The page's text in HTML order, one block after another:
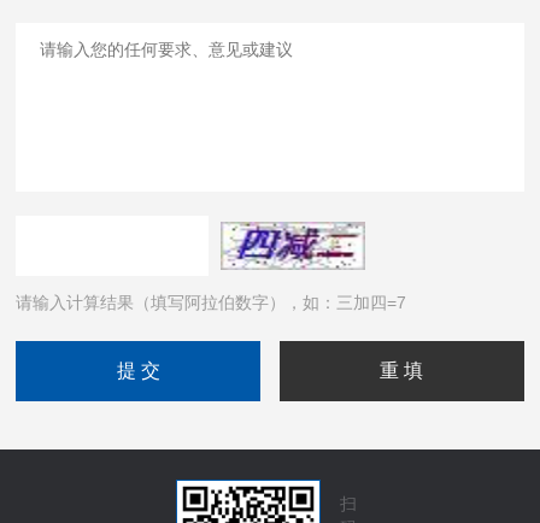
请输入计算结果（填写阿拉伯数字），如：三加四=7
扫